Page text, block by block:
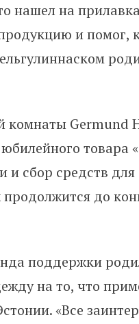
нашел на
и помог,
комнаты Germund
товара
и сбор средств
до
поддержки
на то, что
«Все